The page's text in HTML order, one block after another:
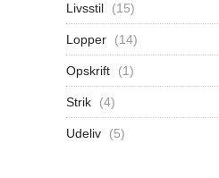
Livsstil (15)
Lopper (14)
Opskrift (1)
Strik (4)
Udeliv (5)